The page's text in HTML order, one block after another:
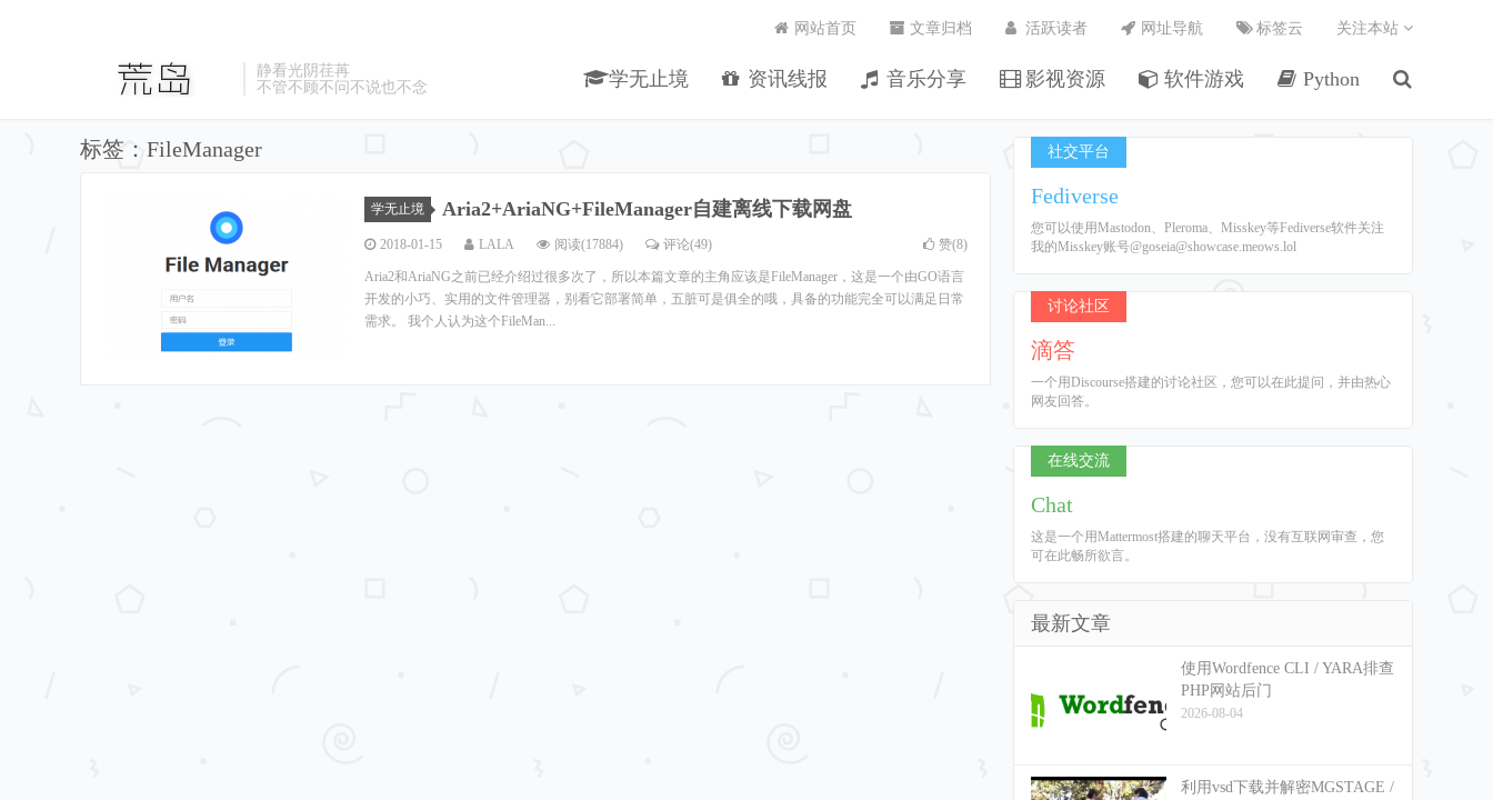
静看光阴荏苒
不管不顾不问不说也不念
学无止境 资讯线报 音乐分享 影视资源 软件游戏 Python
网站首页 文章归档 活跃读者 网址导航 标签云 关注本站
标签：FileManager
学无止境 Aria2+AriaNG+FileManager自建离线下载网盘
2018-01-15 LALA 阅读(17884) 评论(49) 赞(8)
Aria2和AriaNG之前已经介绍过很多次了，所以本篇文章的主角应该是FileManager，这是一个由GO语言
开发的小巧、实用的文件管理器，别看它部署简单，五脏可是俱全的哦，具备的功能完全可以满足日常
需求。 我个人认为这个FileMan...
社交平台
Fediverse
您可以使用Mastodon、Pleroma、Misskey等Fediverse软件关注
我的Misskey账号@goseia@showcase.meows.lol
讨论社区
滴答
一个用Discourse搭建的讨论社区，您可以在此提问，并由热心
网友回答。
在线交流
Chat
这是一个用Mattermost搭建的聊天平台，没有互联网审查，您
可在此畅所欲言。
最新文章
使用Wordfence CLI / YARA排查
PHP网站后门
2026-08-04
利用vsd下载并解密MGSTAGE /